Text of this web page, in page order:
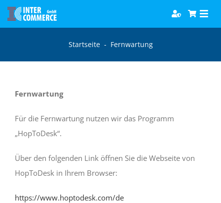
Zum
Inhalt
Hörbücher
Startseite- Fernwartung
Fernwartung
Für die Fernwartung nutzen wir das Programm
„HopToDesk“.
Über den folgenden Link öffnen Sie die Webseite von
HopToDesk in Ihrem Browser:
https://www.hoptodesk.com/de